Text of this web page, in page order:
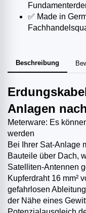
✅ Made in
Beschreibung
Anlagen
Meterware: Es
werden
Bei Ihrer Sat-Anlage
Bauteile über Dach,
Satelliten-Antennen
Kupferdraht 16 mm²
gefahrlosen
der Nähe eines